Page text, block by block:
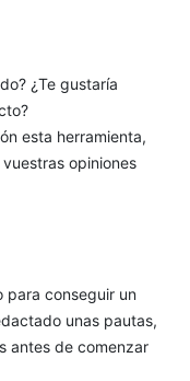
¿Te gustaría
esta herramienta,
opiniones
para conseguir un
unas pautas,
antes de comenzar